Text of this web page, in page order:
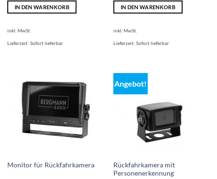
IN DEN WARENKORB
inkl. MwSt.
Lieferzeit: Sofort lieferbar
IN DEN WARENKORB
inkl. MwSt.
Lieferzeit: Sofort lieferbar
Monitor für Rückfahrkamera
Angebot!
Rückfahrkamera mit
Personenerkennung